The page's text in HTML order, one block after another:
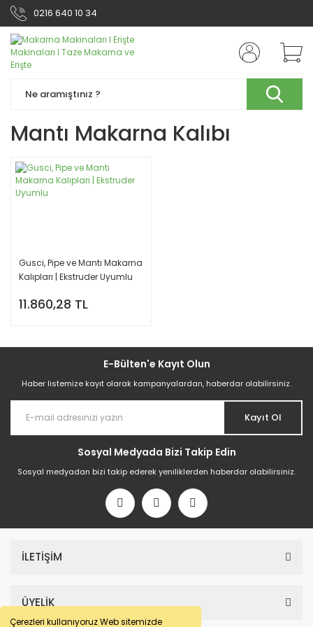
Çerezleri kullanıyoruz Web sitemizde
0216 640 10 34
Mantı Makarna Kalıbı
Gusci, Pipe ve Mantı Makarna
Kalıpları | Ekstruder Uyumlu
11.860,28 TL
E-Bülten'e Kayıt Olun
Haber listemize kayıt olarak kampanyalardan, haberdar olabilirsiniz.
Kayıt Ol
Sosyal Medyada Bizi Takip Edin
Sosyal medyadan bizi takip ederek yeniliklerden haberdar olabilirsiniz.
İLETİŞİM
ÜYELİK